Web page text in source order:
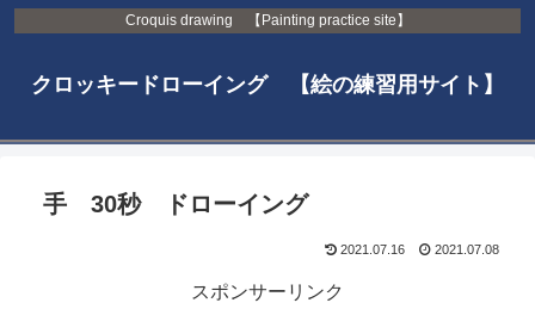
Croquis drawing 【Painting practice site】
クロッキードローイング 【絵の練習用サイト】
手 30秒 ドローイング
2021.07.16 2021.07.08
スポンサーリンク